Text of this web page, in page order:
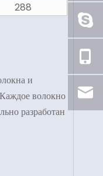
288
и
волокно
разработан